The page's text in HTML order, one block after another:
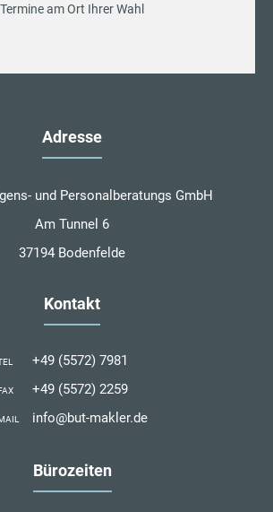
Termine am Ort Ihrer Wahl
Adresse
und Personalberatungs GmbH
Am Tunnel 6
37194 Bodenfelde
Kontakt
+49 (5572) 7981
+49 (5572) 2259
info@but-makler.de
Bürozeiten